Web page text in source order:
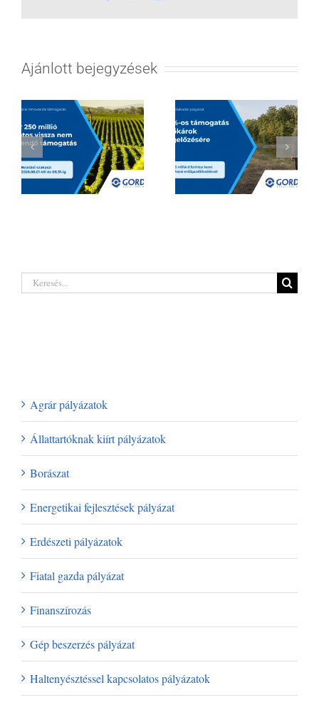
Ajánlott bejegyzések
| Akár 250 millió
forintig
pályázat a hazai
termelőknek
Keresés...
Agrár pályázatok
Állattartóknak kiírt pályázatok
Borászat
Energetikai fejlesztések pályázat
Erdészeti pályázatok
Fiatal gazda pályázat
Finanszírozás
Gép beszerzés pályázat
Haltenyésztéssel kapcsolatos pályázatok